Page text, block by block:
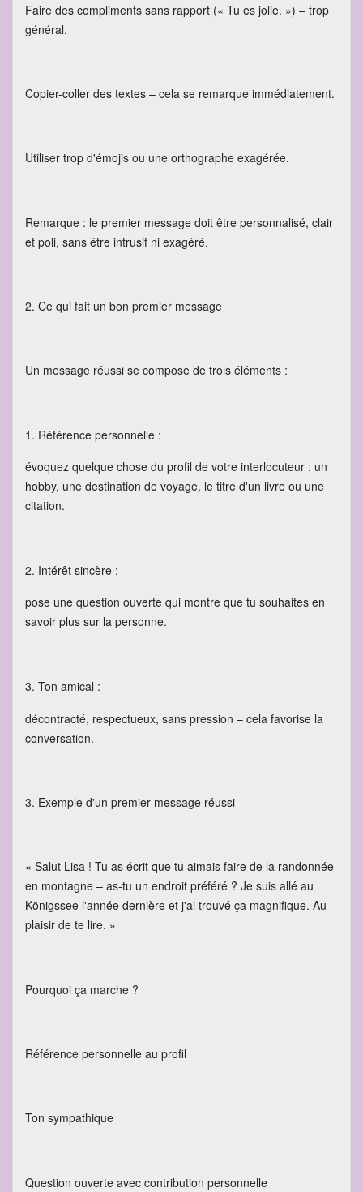
Faire des compliments sans rapport (« Tu es jolie. ») – trop
général.
Copier-coller des textes – cela se remarque immédiatement.
Utiliser trop d'émojis ou une orthographe exagérée.
Remarque : le premier message doit être personnalisé, clair
et poli, sans être intrusif ni exagéré.
2. Ce qui fait un bon premier message
Un message réussi se compose de trois éléments :
1. Référence personnelle :
évoquez quelque chose du profil de votre interlocuteur : un
hobby, une destination de voyage, le titre d'un livre ou une
citation.
2. Intérêt sincère :
pose une question ouverte qui montre que tu souhaites en
savoir plus sur la personne.
3. Ton amical :
décontracté, respectueux, sans pression – cela favorise la
conversation.
3. Exemple d'un premier message réussi
« Salut Lisa ! Tu as écrit que tu aimais faire de la randonnée
en montagne – as-tu un endroit préféré ? Je suis allé au
Königssee l'année dernière et j'ai trouvé ça magnifique. Au
plaisir de te lire. »
Pourquoi ça marche ?
Référence personnelle au profil
Ton sympathique
Question ouverte avec contribution personnelle